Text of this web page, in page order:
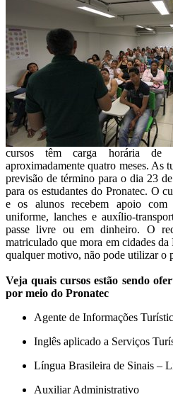
cursos têm carga horária
aproximadamente quatro meses. As
previsão de término para o dia 23
para os estudantes do Pronatec. O
e os alunos recebem apoio com
uniforme, lanches e auxílio-
passe livre ou em dinheiro. O
matriculado que mora em cidades
qualquer motivo, não pode utilizar o
Veja quais cursos estão sendo
por meio do Pronatec
Agente de Informações
Inglês aplicado a Serviços
Língua Brasileira de Sinais –
Auxiliar Administrativo